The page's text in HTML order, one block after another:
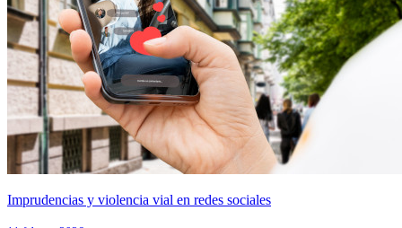
Imprudencias y violencia vial en redes sociales